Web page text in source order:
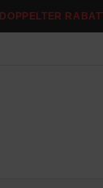
DOPPELTER